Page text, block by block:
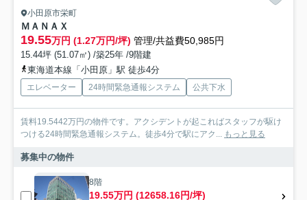
小田原市栄町
ＭＡＮＡＸ
19.55万円 (1.27万円/坪) 管理/共益費50,985円
15.44坪 (51.07㎡) /築25年 /9階建
東海道本線「小田原」駅 徒歩4分
エレベーター 24時間緊急通報システム 公共下水
賃料19.5442万円の物件です。アクシデントが起こればスタッフが駆け
つける24時間緊急通報システム。徒歩4分で駅にアク... もっと見る
募集中の物件
8階
19.55万円 (12658.16円/坪)